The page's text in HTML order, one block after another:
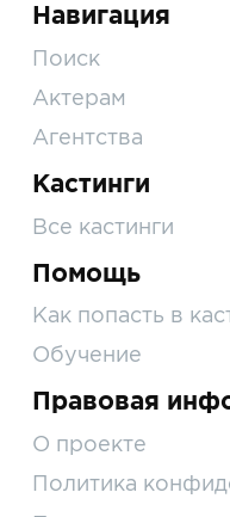
Навигация
Поиск
Актерам
Агентства
Кастинги
Все кастинги
Помощь
Как попасть в
Обучение
Правовая
О проекте
Политика